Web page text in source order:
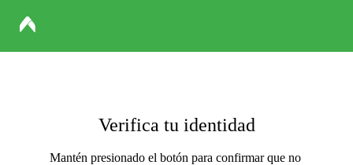
Verifica tu identidad
Mantén presionado el botón para confirmar que no